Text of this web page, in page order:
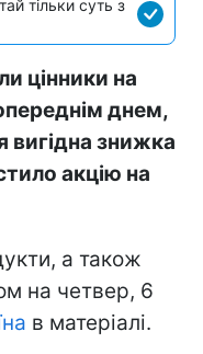
тільки суть з
цінники на
днем,
вигідна знижка
акцію на
а також
на четвер, 6
в матеріалі.